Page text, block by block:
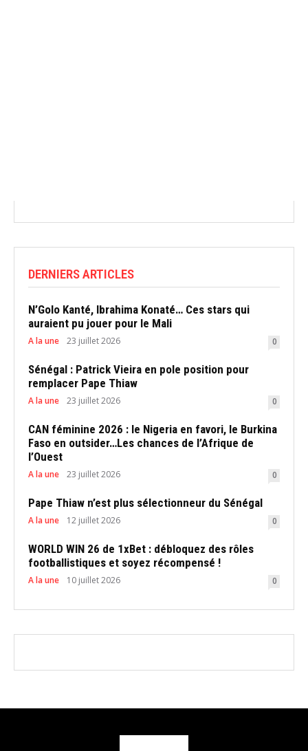
DERNIERS ARTICLES
N’Golo Kanté, Ibrahima Konaté… Ces stars qui
auraient pu jouer pour le Mali
A la une 23 juillet 2026 0
Sénégal : Patrick Vieira en pole position pour
remplacer Pape Thiaw
A la une 23 juillet 2026 0
CAN féminine 2026 : le Nigeria en favori, le Burkina
Faso en outsider…Les chances de l’Afrique de
l’Ouest
A la une 23 juillet 2026 0
Pape Thiaw n’est plus sélectionneur du Sénégal
A la une 12 juillet 2026 0
WORLD WIN 26 de 1xBet : débloquez des rôles
footballistiques et soyez récompensé !
A la une 10 juillet 2026 0